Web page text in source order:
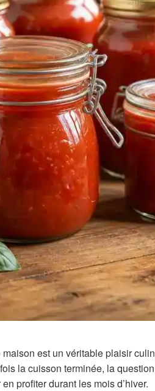
est un véritable plaisir
la cuisson terminée, la
profiter durant les mois d’hiver.